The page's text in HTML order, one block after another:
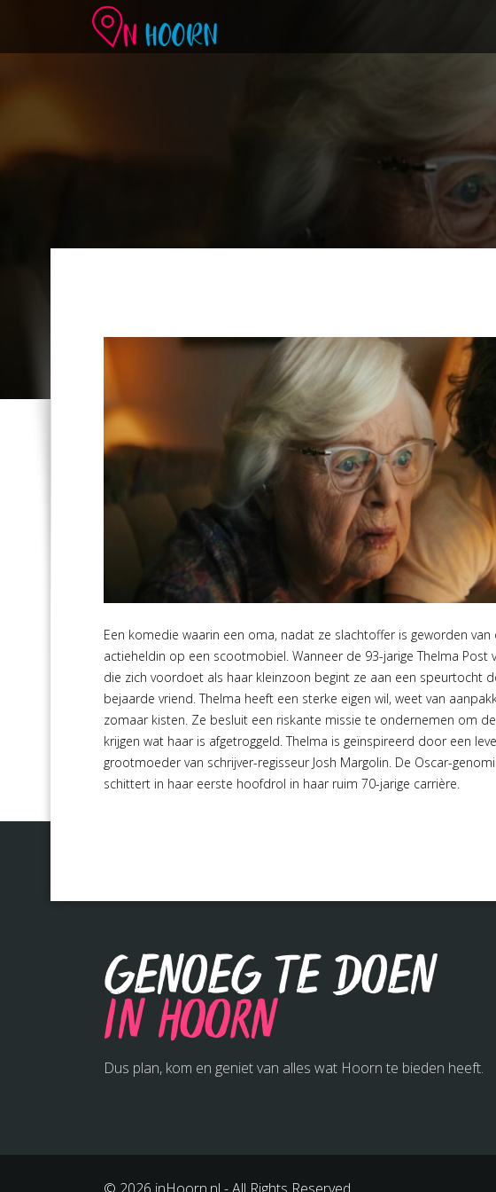
Een komedie waarin een oma, nadat ze slachtoffer is geworden
actieheldin op een scootmobiel. Wanneer de 93-jarige Thelma
die zich voordoet als haar kleinzoon begint ze aan een speurtocht
bejaarde vriend. Thelma heeft een sterke eigen wil, weet van
zomaar kisten. Ze besluit een riskante missie te ondernemen om
krijgen wat haar is afgetroggeld. Thelma is geïnspireerd door een
grootmoeder van schrijver-regisseur Josh Margolin. De Oscar-
schittert in haar eerste hoofdrol in haar ruim 70-jarige carrière.
Genoeg te doen
in Hoorn
Dus plan, kom en geniet van alles wat Hoorn te bieden heeft.